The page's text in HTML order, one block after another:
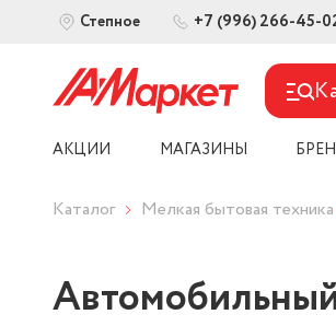
Степное +7 (996) 266-45-
АКЦИИ МАГАЗИНЫ
Каталог Мелкая бытовая техника